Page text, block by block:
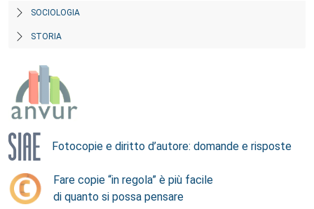
SOCIOLOGIA
STORIA
Fotocopie e diritto d’autore: domande e risposte
Fare copie “in regola” è più facile
di quanto si possa pensare